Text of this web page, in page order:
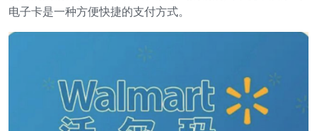
电子卡是一种方便快捷的支付方式。